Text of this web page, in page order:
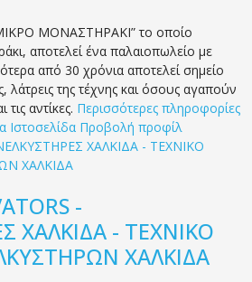
ΜΟΝΑΣΤΗΡΑΚΙ” το οποίο
αποτελεί ένα παλαιοπωλείο με
από 30 χρόνια αποτελεί σημείο
λάτρεις της τέχνης και όσους αγαπούν
τις αντίκες. Περισσότερες πληροφορίες
Ιστοσελίδα Προβολή προφίλ
-
ΧΑΛΚΙΔΑ - ΤΕΧΝΙΚΟ
ΧΑΛΚΙΔΑ